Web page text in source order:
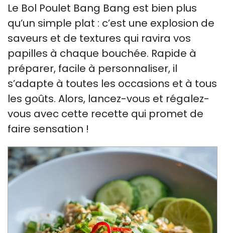
Le Bol Poulet Bang Bang est bien plus
qu’un simple plat : c’est une explosion de
saveurs et de textures qui ravira vos
papilles à chaque bouchée. Rapide à
préparer, facile à personnaliser, il
s’adapte à toutes les occasions et à tous
les goûts. Alors, lancez-vous et régalez-
vous avec cette recette qui promet de
faire sensation !